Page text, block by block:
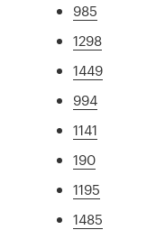
985
1298
1449
994
1141
190
1195
1485